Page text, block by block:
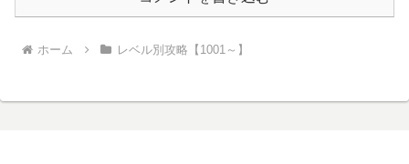
ホーム レベル別攻略【1001～】